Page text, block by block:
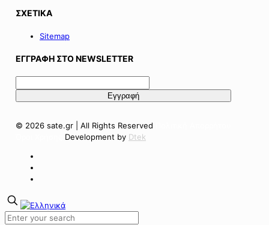
ΣΧΕΤΙΚΑ
Sitemap
ΕΓΓΡΑΦΗ ΣΤΟ NEWSLETTER
© 2026 sate.gr | All Rights Reserved
Development by Dtek